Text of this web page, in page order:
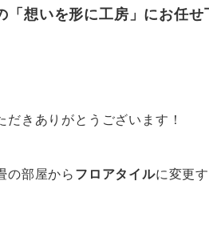
「想いを形に工房」にお任せ
きありがとうございます！
の部屋から フロアタイルに変更